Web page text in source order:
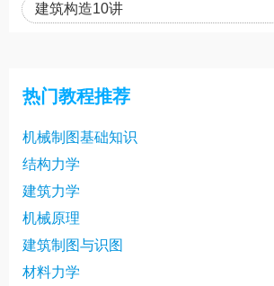
建筑构造10讲
热门教程推荐
机械制图基础知识
结构力学
建筑力学
机械原理
建筑制图与识图
材料力学